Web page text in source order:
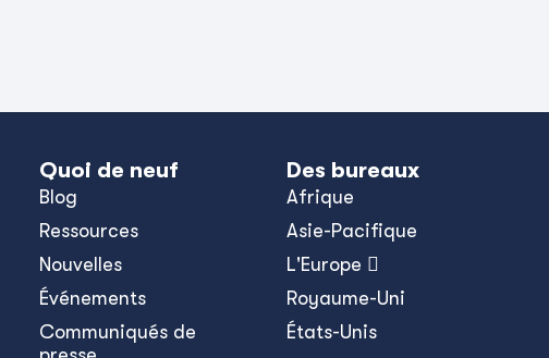
Quoi de neuf
Blog
Ressources
Nouvelles
Événements
Communiqués de
Des bureaux
Afrique
Asie-Pacifique
L'Europe 
Royaume-Uni
États-Unis